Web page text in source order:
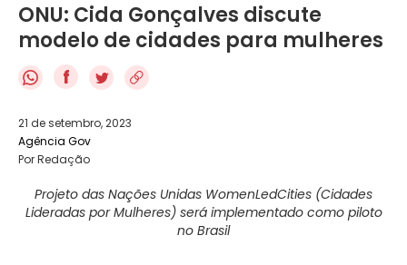
ONU: Cida Gonçalves discute
modelo de cidades para mulheres
f
21 de setembro, 2023
Agência Gov
Por Redação
Projeto das Nações Unidas WomenLedCities (Cidades
Lideradas por Mulheres) será implementado como piloto
no Brasil